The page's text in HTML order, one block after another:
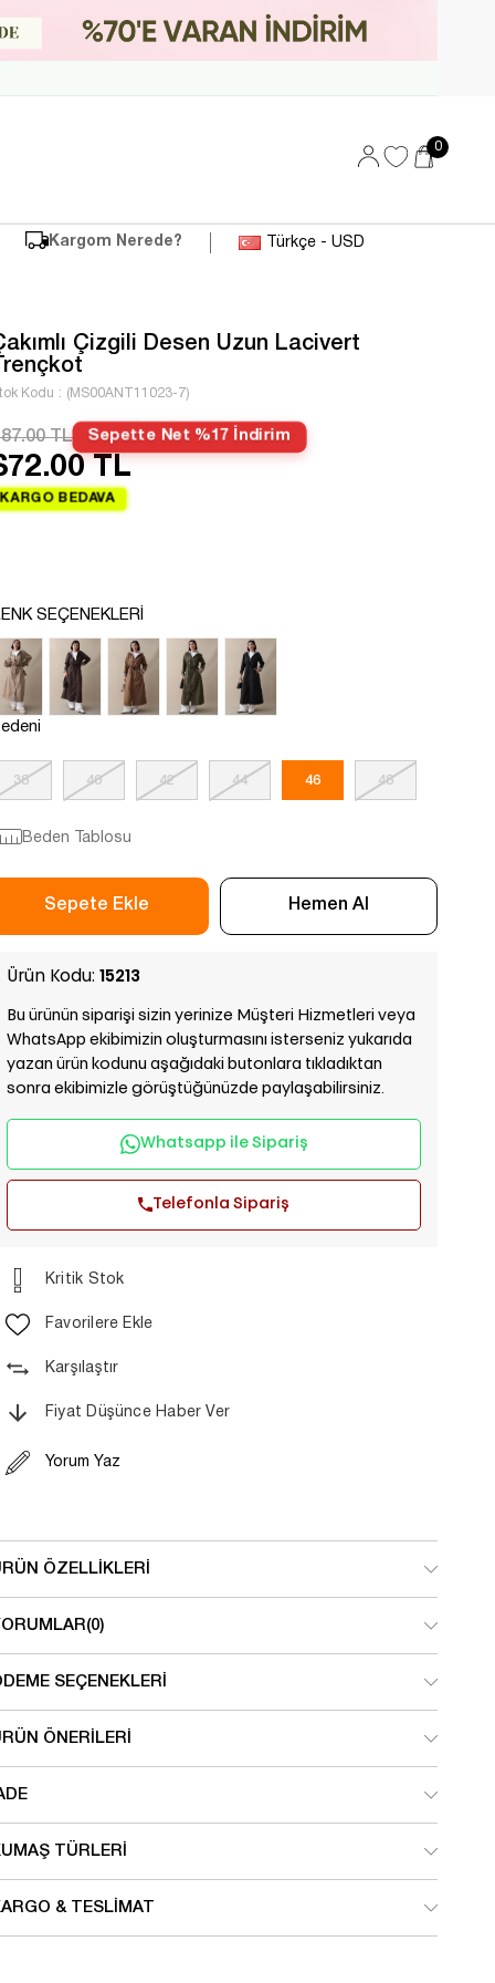
0
Kargom Nerede? Türkçe - USD
Çizgili Desen Uzun Lacivert
Kodu (MS00ANT11023-7)
TL Sepette Net %17 İndirim
TL
KARGO BEDAVA
SEÇENEKLERI
38 40 42 44 46 48
Beden Tablosu
Ürün Kodu: 15213
Bu ürünün siparişi sizin yerinize Müşteri Hizmetleri veya
WhatsApp ekibimizin oluşturmasını isterseniz yukarıda
yazan ürün kodunu aşağıdaki butonlara tıkladıktan
sonra ekibimizle görüştüğünüzde paylaşabilirsiniz.
Whatsapp ile Sipariş
Telefonla Sipariş
Kritik Stok
Favorilere Ekle
Karşılaştır
Fiyat Düşünce Haber Ver
Yorum Yaz
ÖZELLIKLERI
(0)
SEÇENEKLERI
ÖNERILERI
TÜRLERI
& TESLIMAT